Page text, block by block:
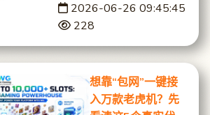
2026-06-26 09:45:45
228
想靠“包网”一键接
入万款老虎机？先